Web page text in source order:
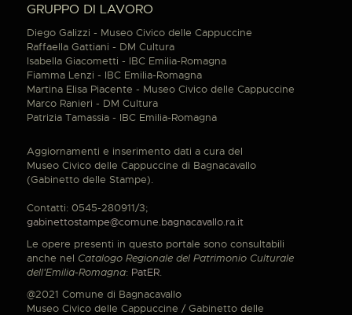
GRUPPO DI LAVORO
Diego Galizzi - Museo Civico delle Cappuccine
Raffaella Gattiani - DM Cultura
Isabella Giacometti - IBC Emilia-Romagna
Fiamma Lenzi - IBC Emilia-Romagna
Martina Elisa Piacente - Museo Civico delle Cappuccine
Marco Ranieri - DM Cultura
Patrizia Tamassia - IBC Emilia-Romagna
Aggiornamenti e inserimento dati a cura del
Museo Civico delle Cappuccine di Bagnacavallo
(Gabinetto delle Stampe).
Contatti: 0545-280911/3;
gabinettostampe@comune.bagnacavallo.ra.it
Le opere presenti in questo portale sono consultabili
anche nel Catalogo Regionale del Patrimonio Culturale
dell'Emilia-Romagna: PatER.
@2021 Comune di Bagnacavallo
Museo Civico delle Cappuccine / Gabinetto delle